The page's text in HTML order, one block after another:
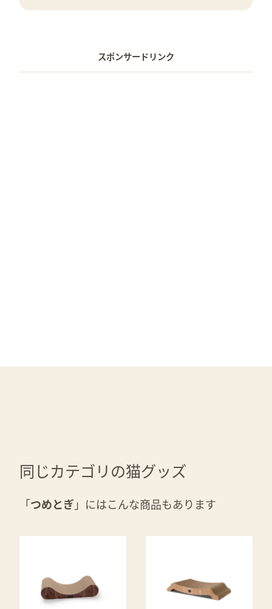
スポンサードリンク
同じカテゴリの猫グッズ
「つめとぎ」にはこんな商品もあります